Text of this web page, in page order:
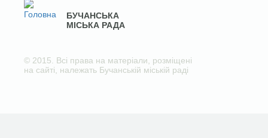
БУЧАНСЬКА
МІСЬКА РАДА
© 2015. Всі права на матеріали, розміщені
на сайті, належать Бучанській міській раді